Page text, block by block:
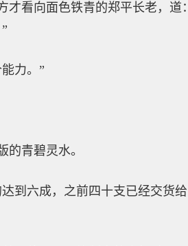
看向面色铁青的郑平长老，道：
力。”
青碧灵水。
到六成，之前四十支已经交货给